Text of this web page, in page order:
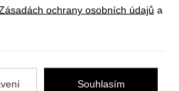
cm
ochrany osobních údajů a
Souhlasím